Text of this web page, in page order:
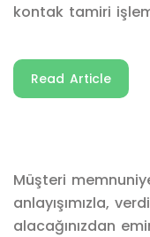
kontak tamiri
Read Article
Müşteri
anlayışımızla,
alacağınızdan